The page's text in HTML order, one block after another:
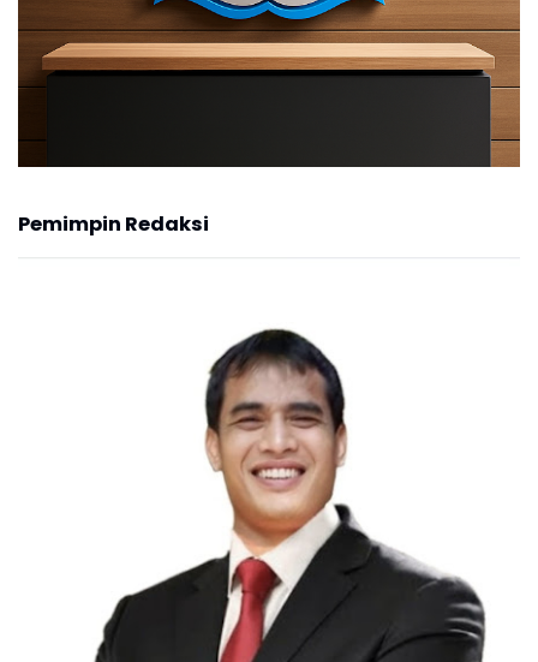
Pemimpin Redaksi